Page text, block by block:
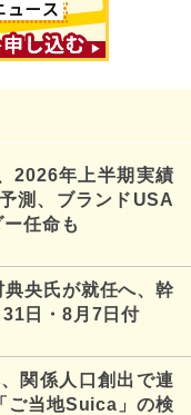
2026年上半期実績
測、ブランドUSA
任命も
典央氏が就任へ、幹
日・8月7日付
関係人口創出で連
ご当地Suica」の検